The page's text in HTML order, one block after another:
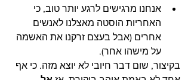
אנחנו מרגישים לרגע יותר טוב, כי
האחריות הוסטה מאצלנו לאנשים
אחרים (אבל בעצם זרקנו את האשמה
על מישהו אחר).
בקיצור, שום דבר חיובי לא יוצא מזה. כי אף